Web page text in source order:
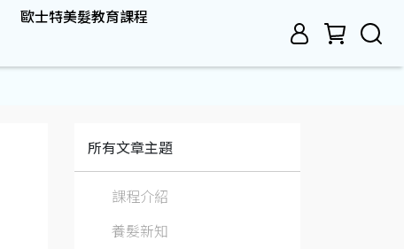
歐士特美髮教育課程
所有文章主題
課程介紹
養髮新知